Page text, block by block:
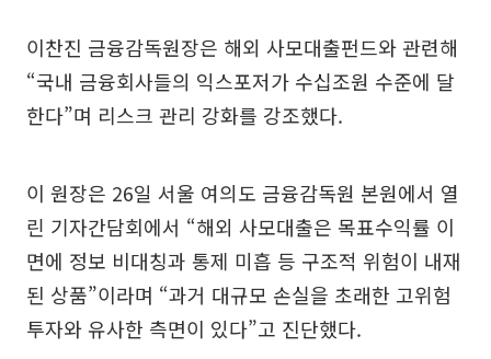
이찬진 금융감독원장은 해외 사모대출펀드와 관련해
“국내 금융회사들의 익스포저가 수십조원 수준에 달
한다”며 리스크 관리 강화를 강조했다.
이 원장은 26일 서울 여의도 금융감독원 본원에서 열
린 기자간담회에서 “해외 사모대출은 목표수익률 이
면에 정보 비대칭과 통제 미흡 등 구조적 위험이 내재
된 상품”이라며 “과거 대규모 손실을 초래한 고위험
투자와 유사한 측면이 있다”고 진단했다.